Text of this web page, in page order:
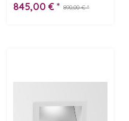
890,00 € *
845,00 € *